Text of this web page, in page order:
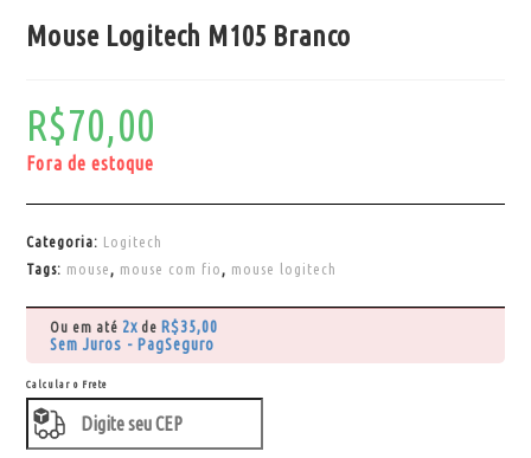
Mouse Logitech M105 Branco
R$70,00
Fora de estoque
Categoria: Logitech
Tags: mouse , mouse com fio , mouse logitech
Ou em até 2x de R$35,00
Sem Juros - PagSeguro
Calcular o Frete